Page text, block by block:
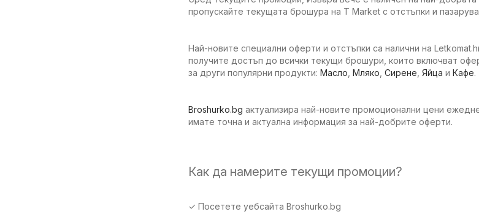
пропускайте текущата брошура на T Market с отстъпки и
Най-новите специални оферти и отстъпки са налични на
получите достъп до всички текущи брошури, които включват
за други популярни продукти: Масло Мляко Сирене Яйца и Кафе.
Broshurko.bg актуализира най-новите промоционални цени
имате точна и актуална информация за най-добрите оферти.
Как да намерите текущи промоции?
✓ Посетете уебсайта Broshurko.bg